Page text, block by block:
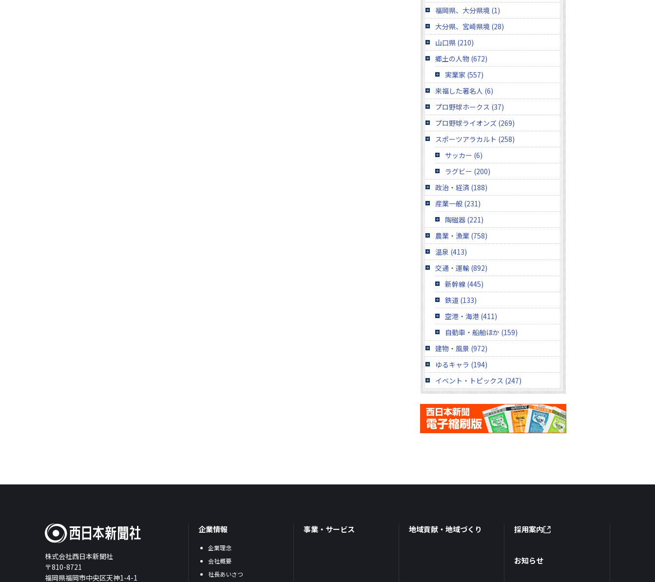
福岡県、大分県境 (1)
大分県、宮崎県境 (28)
山口県 (210)
郷土の人物 (672)
実業家 (557)
来福した著名人 (6)
プロ野球ホークス (37)
プロ野球ライオンズ (269)
スポーツアラカルト (258)
サッカー (6)
ラグビー (200)
政治・経済 (188)
産業一般 (231)
陶磁器 (221)
農業・漁業 (758)
温泉 (413)
交通・運輸 (892)
新幹線 (445)
鉄道 (133)
空港・海港 (411)
自動車・船舶ほか (159)
建物・風景 (972)
ゆるキャラ (194)
イベント・トピックス (247)
株式会社西日本新聞社
〒810-8721
福岡県福岡市中央区天神1-4-1
企業情報
企業理念
会社概要
社長あいさつ
事業・サービス 地域貢献・地域づくり 採用案内
お知らせ